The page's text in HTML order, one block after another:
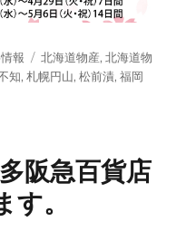
報
タ
グ
北海道物産,北海道物
知,札幌円山,松前漬,福岡
阪急百貨店
。